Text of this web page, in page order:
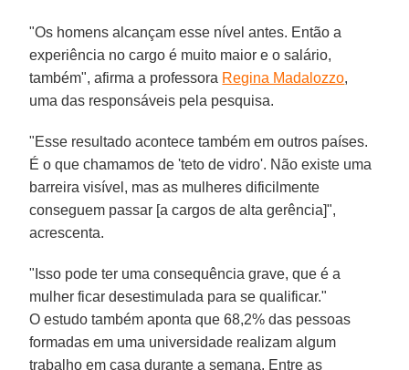
"Os homens alcançam esse nível antes. Então a
experiência no cargo é muito maior e o salário,
também", afirma a professora Regina Madalozzo,
uma das responsáveis pela pesquisa.
"Esse resultado acontece também em outros países.
É o que chamamos de 'teto de vidro'. Não existe uma
barreira visível, mas as mulheres dificilmente
conseguem passar [a cargos de alta gerência]",
acrescenta.
"Isso pode ter uma consequência grave, que é a
mulher ficar desestimulada para se qualificar."
O estudo também aponta que 68,2% das pessoas
formadas em uma universidade realizam algum
trabalho em casa durante a semana. Entre as